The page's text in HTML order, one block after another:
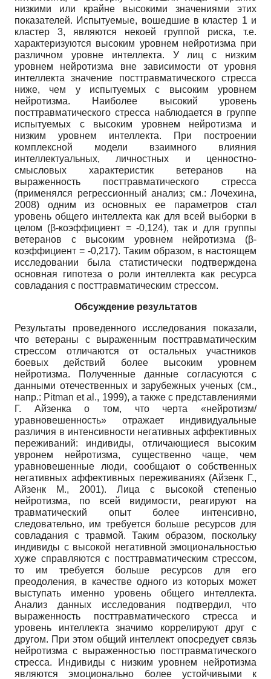
низкими или крайне высокими значениями этих
показателей. Испытуемые, вошедшие в кластер 1 и
кластер 3, являются некоей группой риска, т.е.
характеризуются высоким уровнем нейротизма при
различном уровне интеллекта. У лиц с низким
уровнем нейротизма вне зависимости от уровня
интеллекта значение посттравматического стресса
ниже, чем у испытуемых с высоким уровнем
нейротизма. Наиболее высокий уровень
посттравматического стресса наблюдается в группе
испытуемых с высоким уровнем нейротизма и
низким уровнем интеллекта. При построении
комплексной модели взаимного влияния
интеллектуальных, личностных и ценностно-
смысловых характеристик ветеранов на
выраженность посттравматического стресса
(применялся регрессионный анализ; см.: Лочехина,
2008) одним из основных ее параметров стал
уровень общего интеллекта как для всей выборки в
целом (β-коэффициент = -0,124), так и для группы
ветеранов с высоким уровнем нейротизма (β-
коэффициент = -0,217). Таким образом, в настоящем
исследовании была статистически подтверждена
основная гипотеза о роли интеллекта как ресурса
совладания с посттравматическим стрессом.
Обсуждение результатов
Результаты проведенного исследования показали,
что ветераны с выраженным посттравматическим
стрессом отличаются от остальных участников
боевых действий более высоким уровнем
нейротизма. Полученные данные согласуются с
данными отечественных и зарубежных ученых (см.,
напр.: Pitman et al., 1999), а также с представлениями
Г. Айзенка о том, что черта «нейротизм/
уравновешенность» отражает индивидуальные
различия в интенсивности негативных аффективных
переживаний: индивиды, отличающиеся высоким
увронем нейротизма, существенно чаще, чем
уравновешенные люди, сообщают о собственных
негативных аффективных переживаниях (Айзенк Г.,
Айзенк М., 2001). Лица с высокой степенью
нейротизма, по всей видимости, реагируют на
травматический опыт более интенсивно,
следовательно, им требуется больше ресурсов для
совладания с травмой. Таким образом, поскольку
индивиды с высокой негативной эмоциональностью
хуже справляются с посттравматическим стрессом,
то им требуется больше ресурсов для его
преодоления, в качестве одного из которых может
выступать именно уровень общего интеллекта.
Анализ данных исследования подтвердил, что
выраженность посттравматического стресса и
уровень интеллекта значимо коррелируют друг с
другом. При этом общий интеллект опосредует связь
нейротизма с выраженностью посттравматического
стресса. Индивиды с низким уровнем нейротизма
являются эмоционально более устойчивыми к